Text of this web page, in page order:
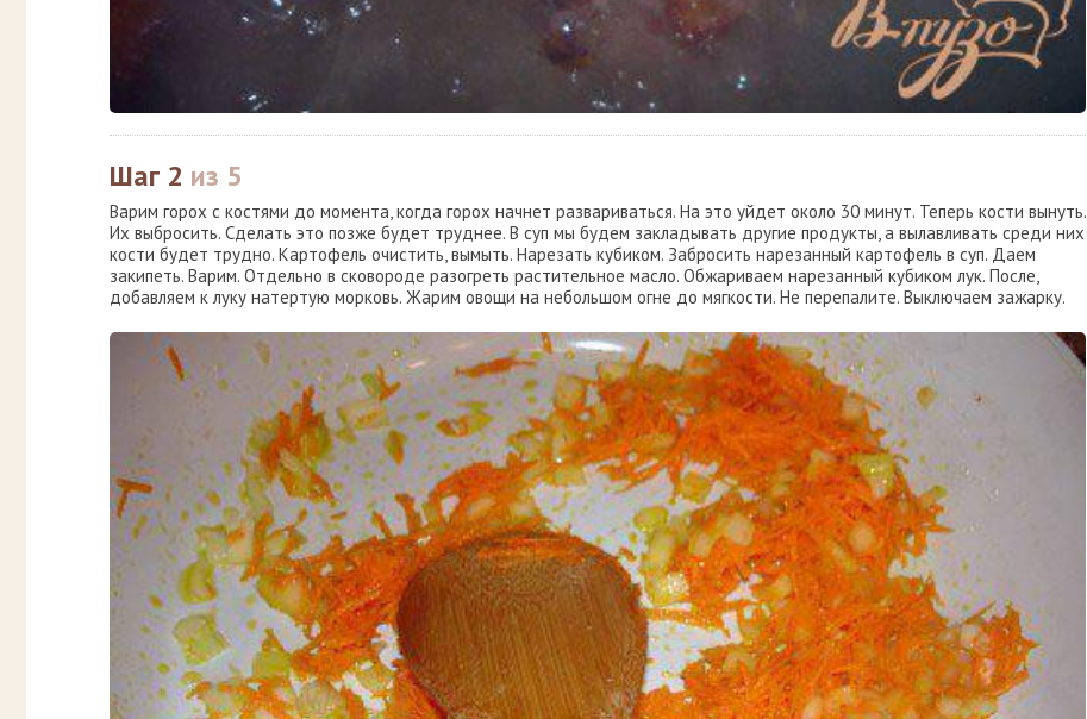
Шаг 2 из 5
Варим горох с костями до момента, когда горох начнет развариваться. На это уйдет около 30 минут. Теперь кости вынуть.
Их выбросить. Сделать это позже будет труднее. В суп мы будем закладывать другие продукты, а вылавливать среди них
кости будет трудно. Картофель очистить, вымыть. Нарезать кубиком. Забросить нарезанный картофель в суп. Даем
закипеть. Варим. Отдельно в сковороде разогреть растительное масло. Обжариваем нарезанный кубиком лук. После,
добавляем к луку натертую морковь. Жарим овощи на небольшом огне до мягкости. Не перепалите. Выключаем зажарку.